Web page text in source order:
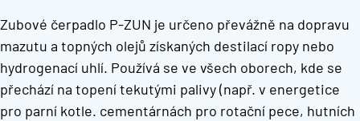
Zubové čerpadlo P-ZUN je určeno převážně na dopravu
mazutu a topných olejů získaných destilací ropy nebo
hydrogenací uhlí. Používá se ve všech oborech, kde se
přechází na topení tekutými palivy (např. v energetice
pro parní kotle. cementárnách pro rotační pece, hutních